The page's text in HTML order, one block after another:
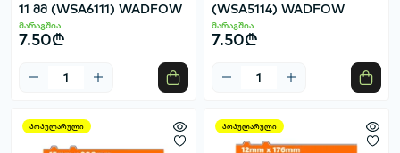
11 მმ (WSA6111) WADFOW
მარაგშია
7.50₾
(WSA5114) WADFOW
მარაგშია
7.50₾
პოპულარული პოპულარული